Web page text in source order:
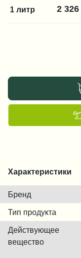
1 литр 2 326
Характеристики
Бренд
Тип продукта
Действующее
вещество